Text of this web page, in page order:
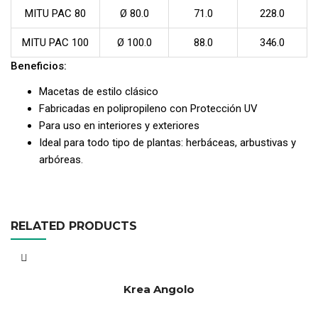
MITU PAC 80 Ø 80.0 71.0 228.0
MITU PAC 100 Ø 100.0 88.0
346.0
Beneficios:
Macetas de estilo clásico
Fabricadas en polipropileno con Protección UV
Para uso en interiores y exteriores
Ideal para todo tipo de plantas: herbáceas, arbustivas y
arbóreas.
RELATED PRODUCTS
Krea Angolo